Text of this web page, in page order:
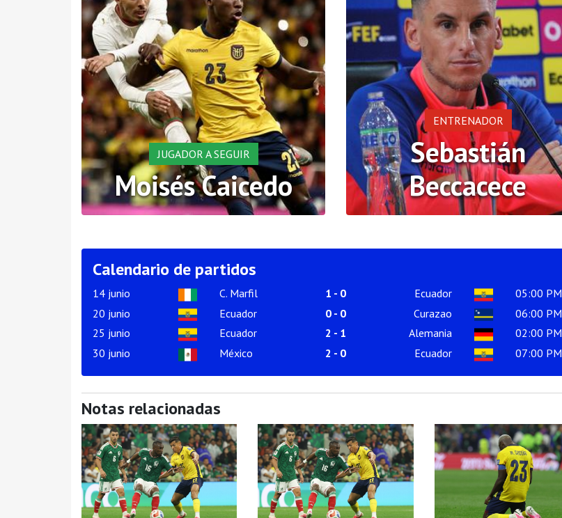
JUGADOR A SEGUIR
Moisés Caicedo
ENTRENADOR
Sebastián
Beccacece
Calendario de partidos
14 junio C. Marfil 1 - 0 Ecuador
05:00 PM
20 junio
Ecuador 0- 0 Curazao
06:00 PM
25 junio
Ecuador 2 - 1 Alemania
02:00 PM
30 junio
México 2 - 0 Ecuador 07:00 PM
Notas relacionadas